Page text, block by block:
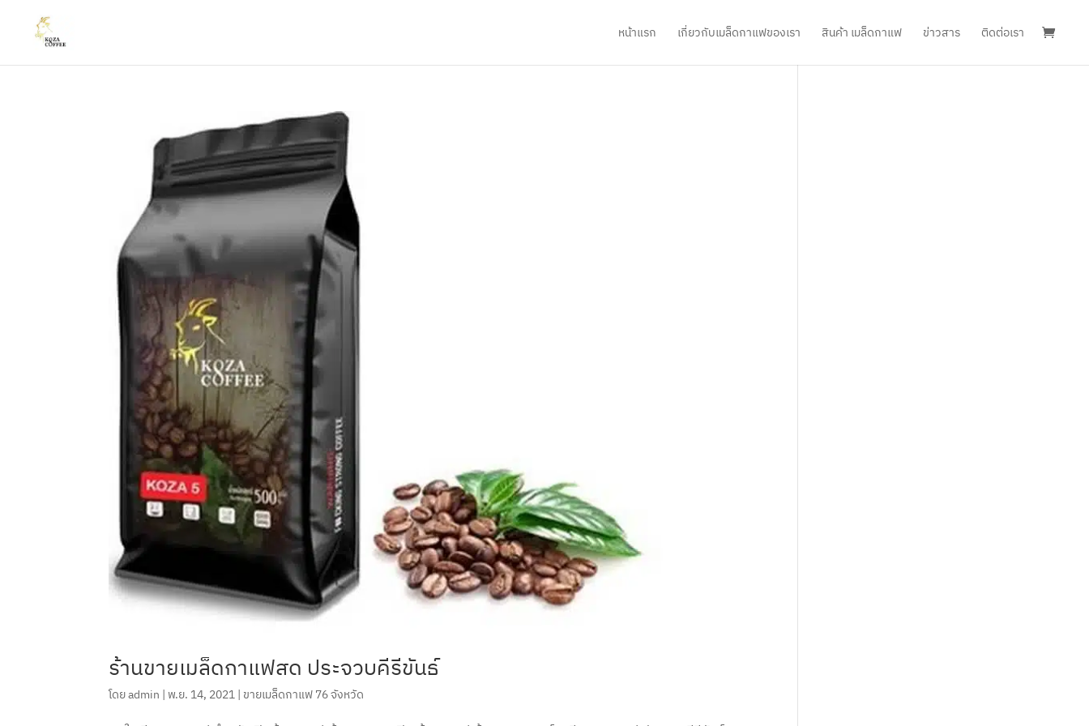
หน้าแรก เกี่ยวกับเมล็ดกาแฟของเรา สินค้า เมล็ดกาแฟ ข่าวสาร ติดต่อเรา
ร้านขายเมล็ดกาแฟสด ประจวบคีรีขันธ์
โดยadmin | พ.ย. 14, 2021 | ขายเมล็ดกาแฟ 76 จังหวัด